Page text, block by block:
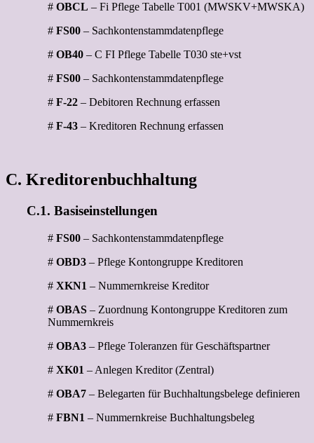
# OBCL – Fi Pflege Tabelle T001 (MWSKV+MWSKA)
# FS00 – Sachkontenstammdatenpflege
# OB40 – C FI Pflege Tabelle T030 ste+vst
# FS00 – Sachkontenstammdatenpflege
# F-22 – Debitoren Rechnung erfassen
# F-43 – Kreditoren Rechnung erfassen
C. Kreditorenbuchhaltung
C.1. Basiseinstellungen
# FS00 – Sachkontenstammdatenpflege
# OBD3 – Pflege Kontongruppe Kreditoren
# XKN1 – Nummernkreise Kreditor
# OBAS – Zuordnung Kontongruppe Kreditoren zum
Nummernkreis
# OBA3 – Pflege Toleranzen für Geschäftspartner
# XK01 – Anlegen Kreditor (Zentral)
# OBA7 – Belegarten für Buchhaltungsbelege definieren
# FBN1 – Nummernkreise Buchhaltungsbeleg